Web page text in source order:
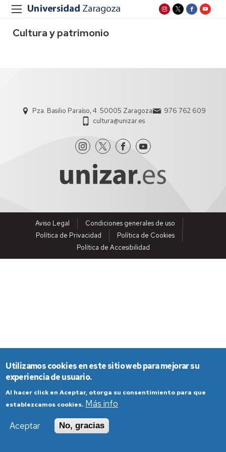
Cultura y patrimonio
Pza. Basilio Paraíso, 4. 50005 Zaragoza
976 762 609
cultura@unizar.es
Aviso Legal
Condiciones generales de uso
Política de Privacidad
Política de Cookies
Política de Accesibilidad
Utilizamos cookies en este sitio web para mejorar su
experiencia de usuario.
Al hacer click en Aceptar, otorga su consentimiento para que
establezcamos cookies. Más info
Aceptar
No, gracias